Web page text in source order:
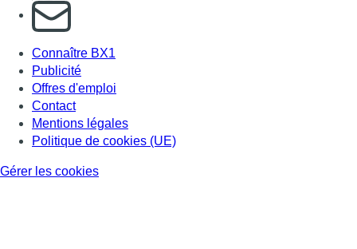
S'abonner à notre newsletter
Connaître BX1
Publicité
Offres d'emploi
Contact
Mentions légales
Politique de cookies (UE)
Gérer les cookies